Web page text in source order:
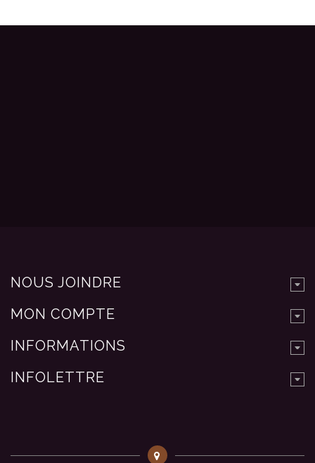
NOUS JOINDRE
MON COMPTE
INFORMATIONS
INFOLETTRE